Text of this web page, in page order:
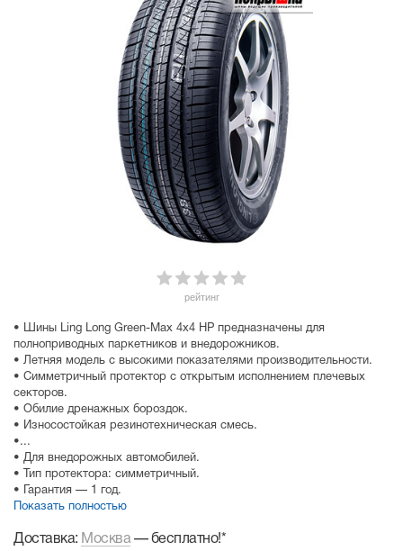
рейтинг
• Шины Ling Long Green-Max 4x4 HP предназначены для
полноприводных паркетников и внедорожников.
• Летняя модель с высокими показателями производительности.
• Симметричный протектор с открытым исполнением плечевых
секторов.
• Обилие дренажных бороздок.
• Износостойкая резинотехническая смесь.
•...
• Для внедорожных автомобилей.
• Тип протектора: симметричный.
• Гарантия — 1 год.
Показать полностью
Доставка: Москва— бесплатно!*